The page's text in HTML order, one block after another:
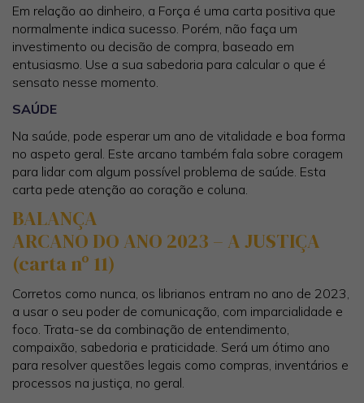
Em relação ao dinheiro, a Força é uma carta positiva que
normalmente indica sucesso. Porém, não faça um
investimento ou decisão de compra, baseado em
entusiasmo. Use a sua sabedoria para calcular o que é
sensato nesse momento.
SAÚDE
Na saúde, pode esperar um ano de vitalidade e boa forma
no aspeto geral. Este arcano também fala sobre coragem
para lidar com algum possível problema de saúde. Esta
carta pede atenção ao coração e coluna.
BALANÇA
ARCANO DO ANO 2023 – A JUSTIÇA
(carta nº 11)
Corretos como nunca, os librianos entram no ano de 2023,
a usar o seu poder de comunicação, com imparcialidade e
foco. Trata-se da combinação de entendimento,
compaixão, sabedoria e praticidade. Será um ótimo ano
para resolver questões legais como compras, inventários e
processos na justiça, no geral.